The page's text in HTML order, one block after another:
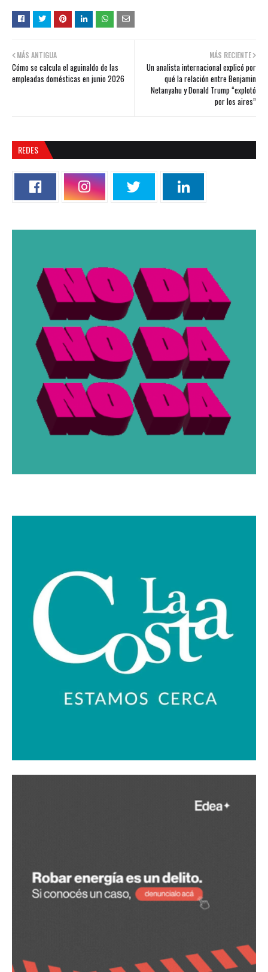
MÁS RECIENTE
Un analista internacional explicó por
qué la relación entre Benjamin
Netanyahu y Donald Trump “explotó
por los aires”
MÁS ANTIGUA
Cómo se calcula el aguinaldo de las
empleadas domésticas en junio 2026
REDES